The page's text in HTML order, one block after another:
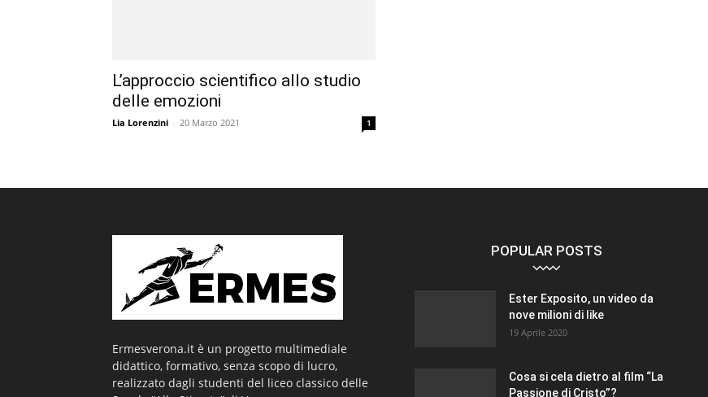
L’approccio scientifico allo studio
delle emozioni
Lia Lorenzini - 20 Marzo 2021 1
Ermesverona.it è un progetto multimediale
didattico, formativo, senza scopo di lucro,
realizzato dagli studenti del liceo classico delle
POPULAR POSTS
Ester Exposito, un video da
nove milioni di like
19 Aprile 2020
Cosa si cela dietro al film “La
Passione di Cristo”?